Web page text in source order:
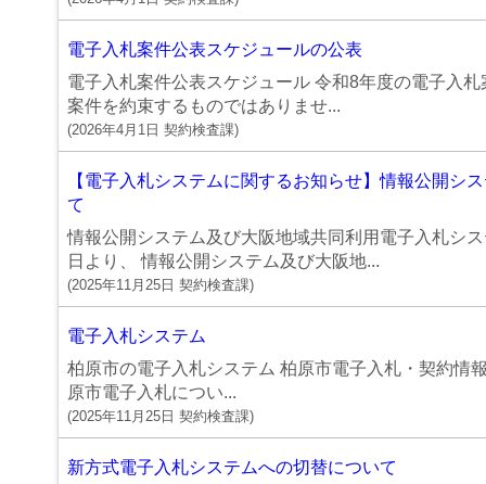
電子入札案件公表スケジュールの公表
電子入札案件公表スケジュール 令和8年度の電子入
案件を約束するものではありませ...
(2026年4月1日 契約検査課)
【電子入札システムに関するお知らせ】情報公開シ
て
情報公開システム及び大阪地域共同利用電子入札シ
日より、 情報公開システム及び大阪地...
(2025年11月25日 契約検査課)
電子入札システム
柏原市の電子入札システム 柏原市電子入札・契約
原市電子入札につい...
(2025年11月25日 契約検査課)
新方式電子入札システムへの切替について